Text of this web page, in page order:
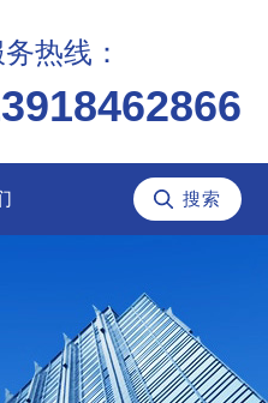
热线：